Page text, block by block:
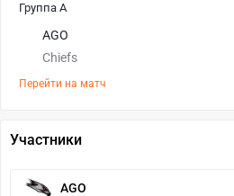
AGO
Chiefs
Перейти на матч
Группа А
Участники
AGO